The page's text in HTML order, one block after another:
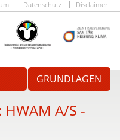
Datenschutz Disclaimer
GRUNDLAGEN
HWAM A/S -